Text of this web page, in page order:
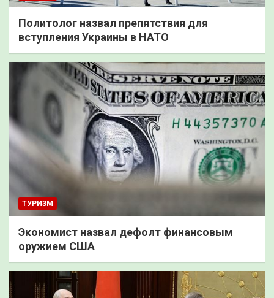
Политолог назвал препятствия для
вступления Украины в НАТО
ТУРИЗМ
Экономист назвал дефолт финансовым
оружием США